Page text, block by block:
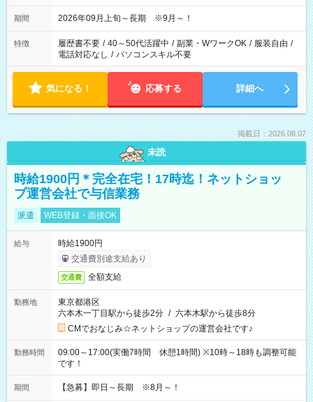
期間 2026年09月上旬～長期 ※9月～！
特徴 履歴書不要 / 40～50代活躍中 / 副業・WワークOK / 服装自由 /
電話対応なし / パソコンスキル不要
気になる！ 応募する 詳細へ
掲載日：2026.08.07
未読
時給1900円＊完全在宅！17時迄！ネットショッ
プ運営会社で与信業務
派遣 WEB登録・面接OK
給与
時給1900円
交通費別途支給あり
交通費 全額支給
勤務地
東京都港区
六本木一丁目駅から徒歩2分 / 六本木駅から徒歩8分
CMでおなじみ☆ネットショップの運営会社です♪
勤務時間
09:00～17:00(実働7時間 休憩1時間) ※10時～18時も調整可能
です！
期間 【急募】即日～長期 ※8月～！